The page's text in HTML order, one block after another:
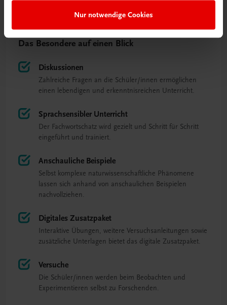
Nur notwendige Cookies
Das Besondere auf einen Blick
Diskussionen
Zahlreiche Fragen an die Schüler/innen ermöglichen
einen lebendigen und erkenntnisreichen Unterricht.
Sprachsensibler Unterricht
Der Fachwortschatz wird gezielt und Schritt für Schritt
eingeführt und trainiert.
Anschauliche Beispiele
Selbst komplexe naturwissenschaftliche Phänomene
lassen sich anhand von anschaulichen Beispielen
nachvollziehen.
Digitales Zusatzpaket
Interaktive Übungen, weitere Versuchsanleitungen sowie
zusätzliche Unterlagen bietet das digitale Zusatzpaket.
Versuche
Die Schüler/innen werden beim Beobachten und
Experimentieren selbst zu Forschenden.